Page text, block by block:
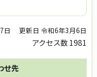
日 更新日 令和6年3月6日
アクセス数1981
せ先